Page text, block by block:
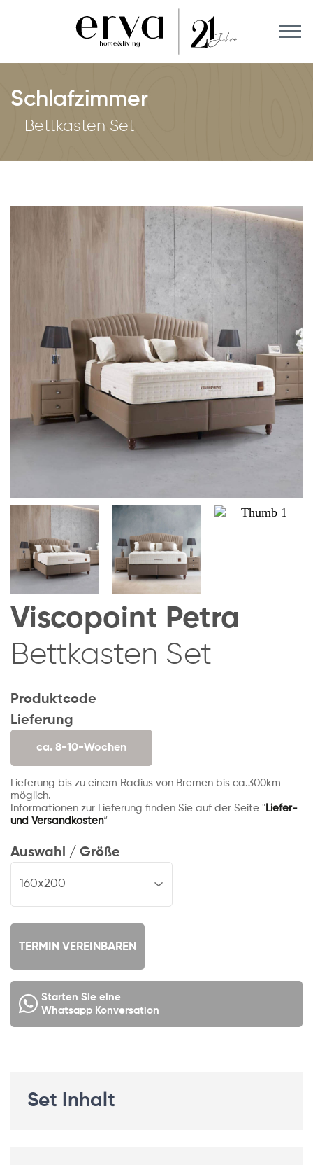
Schlafzimmer
Bettkasten Set
Viscopoint Petra
Bettkasten Set
Produktcode
Lieferung
ca. 8-10-Wochen
Lieferung bis zu einem Radius von Bremen bis ca.300km
möglich.
Informationen zur Lieferung finden Sie auf der Seite " Liefer-
und Versandkosten“
Auswahl / Größe
TERMIN VEREINBAREN
Starten Sie eine
Whatsapp Konversation
Set Inhalt